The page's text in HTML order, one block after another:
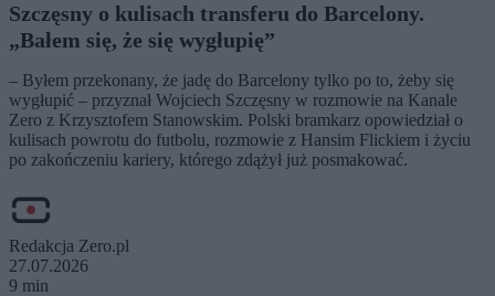
Szczęsny o kulisach transferu do Barcelony.
„Bałem się, że się wygłupię”
– Byłem przekonany, że jadę do Barcelony tylko po to, żeby się
wygłupić – przyznał Wojciech Szczęsny w rozmowie na Kanale
Zero z Krzysztofem Stanowskim. Polski bramkarz opowiedział o
kulisach powrotu do futbolu, rozmowie z Hansim Flickiem i życiu
po zakończeniu kariery, którego zdążył już posmakować.
Redakcja Zero.pl
27.07.2026
9 min